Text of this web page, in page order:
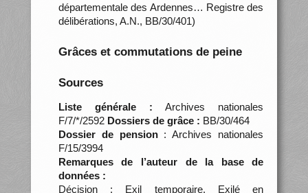
départementale des Ardennes… Registre des
délibérations, A.N., BB/30/401)
Grâces et commutations de peine
Sources
Liste générale : Archives nationales
F/7/*/2592 Dossiers de grâce : BB/30/464
Dossier de pension: Archives nationales
F/15/3994
Remarques de l’auteur de la base de
données :
Décision : Exil temporaire. Exilé en